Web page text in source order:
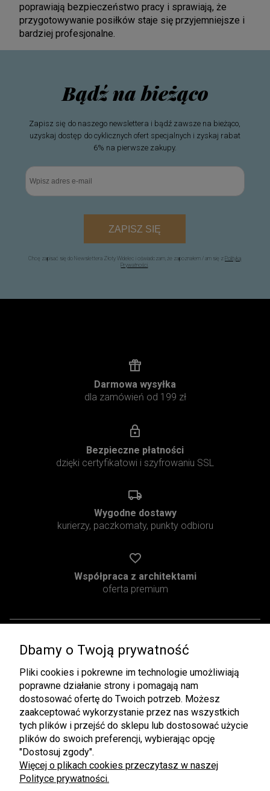
poprawiają bezpieczeństwo pracy i sprawiają, że
przygotowywanie posiłków staje się przyjemniejsze i
bardziej profesjonalne.
Bądź na bieżąco
Zapisz się do naszego newslettera i bądź zawsze na bieżąco,
uzyskaj dostęp do cyklicznych ofert specjalnych i zyskaj rabat
6% na pierwsze zakupy.
ZAPISZ SIĘ
Chcę zapisać się do Newslettera Złoty Widelec i oświadczam, że zapoznałem / am się z Polityką
Prywatności
Darmowa wysyłka
dla zamówień od 199 zł
Bezpieczne płatności
dzięki certyfikatowi i szyfrowaniu SSL
Wygodne dostawy
kurierzy, paczkomaty, punkty odbioru
Współpraca z architektami
oferta premium
Regulamin
Zwroty i Reklamacje
Pliki do pobrania
Twoje zamówienia
Ustawienia konta
Przechowalnia
Płatności i dostawa
Czas i koszty dostawy
Formy płatności
Informacje
Rabaty
Dbamy o Twoją prywatność
Pliki cookies i pokrewne im technologie umożliwiają
poprawne działanie strony i pomagają nam
dostosować ofertę do Twoich potrzeb. Możesz
zaakceptować wykorzystanie przez nas wszystkich
tych plików i przejść do sklepu lub dostosować użycie
plików do swoich preferencji, wybierając opcję
"Dostosuj zgody".
Więcej o plikach cookies przeczytasz w naszej
Polityce prywatności.